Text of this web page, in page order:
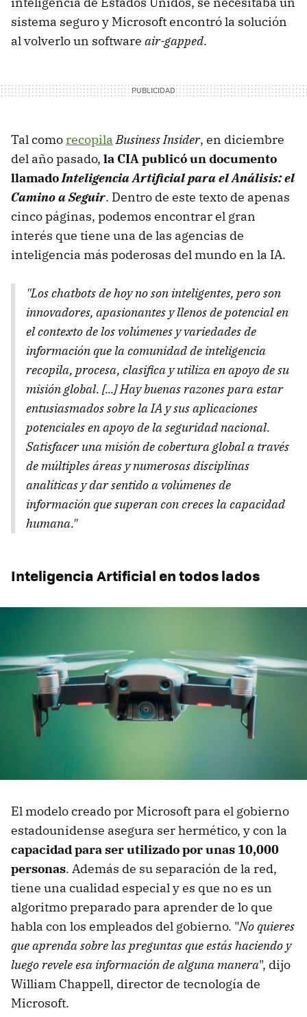
sistema seguro y Microsoft encontró la solución
al volverlo un software air-gapped.
Tal comorecopilaBusiness Insider, en diciembre
del año pasado, la CIA publicó un documento
llamadoInteligencia Artificial para el Análisis: el
Camino a Seguir. Dentro de este texto de apenas
cinco páginas, podemos encontrar el gran
interés que tiene una de las agencias de
inteligencia más poderosas del mundo en la IA.
"Los chatbots de hoy no son inteligentes, pero son
innovadores, apasionantes y llenos de potencial en
el contexto de los volúmenes y variedades de
información que la comunidad de inteligencia
recopila, procesa, clasifica y utiliza en apoyo de su
misión global. [...] Hay buenas razones para estar
entusiasmados sobre la IA y sus aplicaciones
potenciales en apoyo de la seguridad nacional.
Satisfacer una misión de cobertura global a través
de múltiples áreas y numerosas disciplinas
analíticas y dar sentido a volúmenes de
información que superan con creces la capacidad
humana."
Inteligencia Artificial en todos lados
El modelo creado por Microsoft para el gobierno
estadounidense asegura ser hermético, y con la
capacidad para ser utilizado por unas 10,000
personas. Además de su separación de la red,
tiene una cualidad especial y es que no es un
algoritmo preparado para aprender de lo que
habla con los empleados del gobierno. "No quieres
que aprenda sobre las preguntas que estás haciendo y
luego revele esa información de alguna manera", dijo
William Chappell, director de tecnología de
Microsoft.